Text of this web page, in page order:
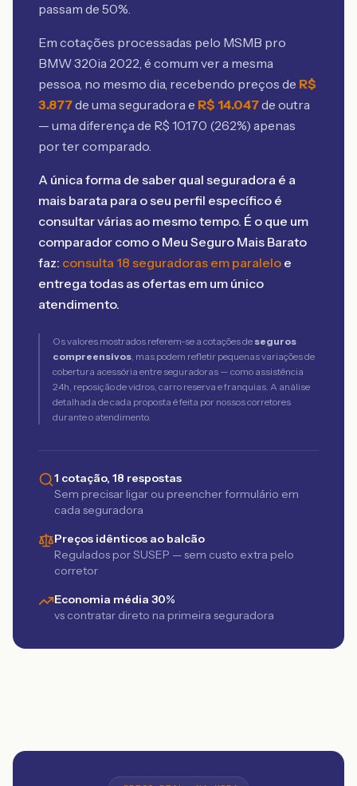
passam de 50%.
Em cotações processadas pelo MSMB pro
BMW 320ia 2022, é comum ver a mesma
pessoa, no mesmo dia, recebendo preços de R$
3.877de uma seguradora e R$ 14.047de outra
— uma diferença de R$ 10.170 (262%) apenas
por ter comparado.
A única forma de saber qual seguradora é a
mais barata para o seu perfil específico é
consultar várias ao mesmo tempo. É o que um
comparador como o Meu Seguro Mais Barato
faz: consulta 18 seguradoras em paralelo e
entrega todas as ofertas em um único
atendimento.
Os valores mostrados referem-se a cotações de seguros
compreensivos, mas podem refletir pequenas variações de
cobertura acessória entre seguradoras — como assistência
24h, reposição de vidros, carro reserva e franquias. A análise
detalhada de cada proposta é feita por nossos corretores
durante o atendimento.
1 cotação, 18 respostas
Sem precisar ligar ou preencher formulário em
cada seguradora
Preços idênticos ao balcão
Regulados por SUSEP — sem custo extra pelo
corretor
Economia média 30%
vs contratar direto na primeira seguradora